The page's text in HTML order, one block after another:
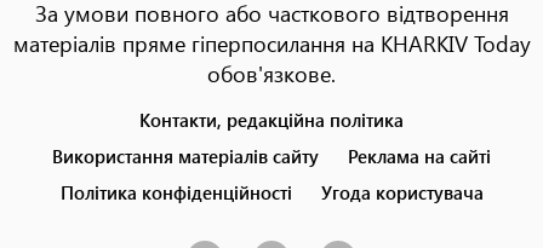
За умови повного або часткового відтворення
матеріалів пряме гіперпосилання на KHARKIV Today
обов'язкове.
menu
Контакти, редакційна політика
Використання матеріалів сайту
Реклама на сайті
Політика конфіденційності
Угода користувача